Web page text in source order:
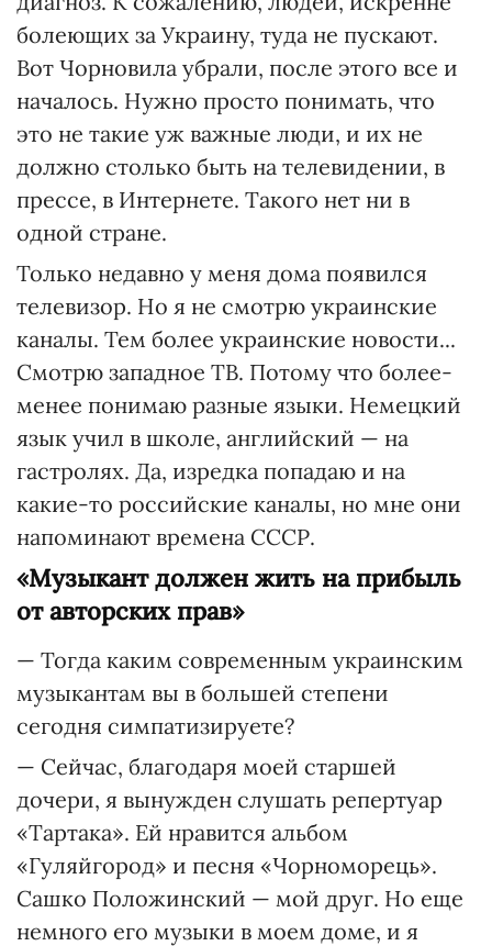
болеющих за Украину, туда не пускают.
Вот Чорновила убрали, после этого все и
началось. Нужно просто понимать, что
это не такие уж важные люди, и их не
должно столько быть на телевидении, в
прессе, в Интернете. Такого нет ни в
одной стране.
Только недавно у меня дома появился
телевизор. Но я не смотрю украинские
каналы. Тем более украинские новости...
Смотрю западное ТВ. Потому что более-
менее понимаю разные языки. Немецкий
язык учил в школе, английский — на
гастролях. Да, изредка попадаю и на
какие-то российские каналы, но мне они
напоминают времена СССР.
«Музыкант должен жить на прибыль
от авторских прав»
— Тогда каким современным украинским
музыкантам вы в большей степени
сегодня симпатизируете?
— Сейчас, благодаря моей старшей
дочери, я вынужден слушать репертуар
«Тартака». Ей нравится альбом
«Гуляйгород» и песня «Чорноморець».
Сашко Положинский — мой друг. Но еще
немного его музыки в моем доме, и я